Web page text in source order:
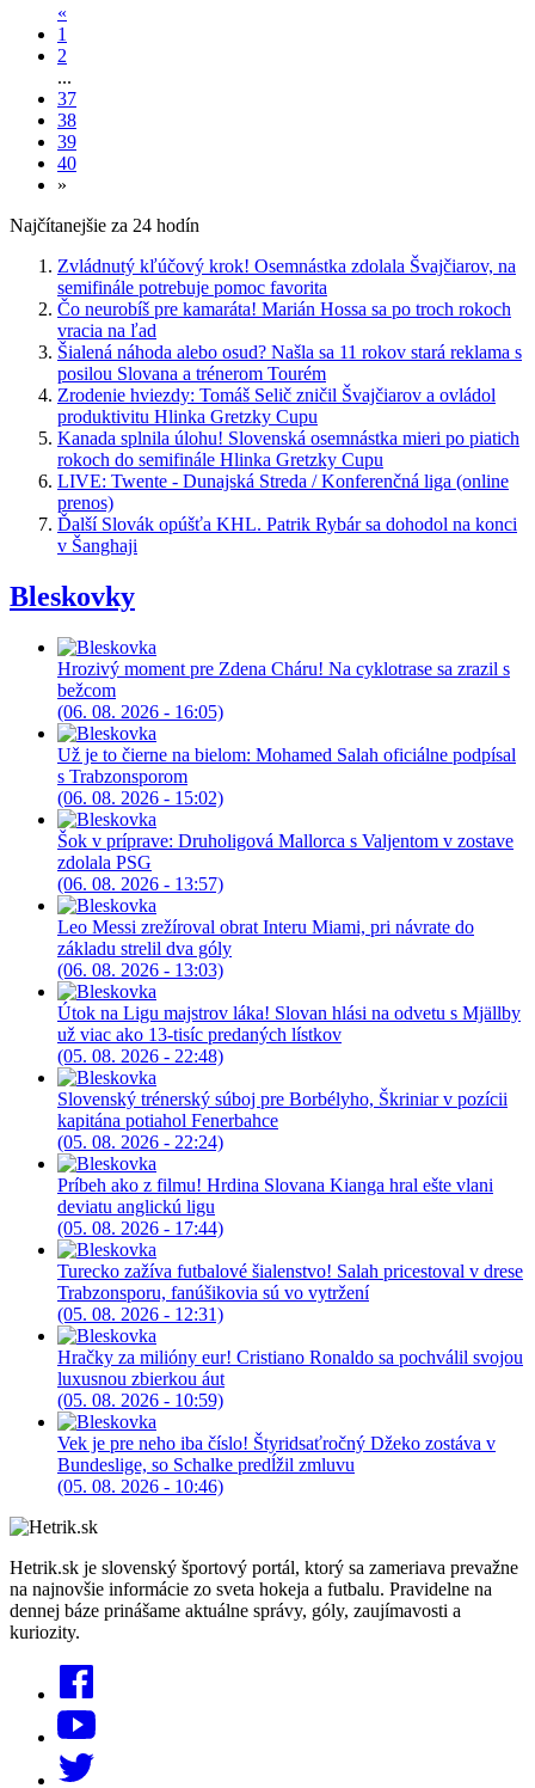
«
1
2
...
37
38
39
40
»
Najčítanejšie za 24 hodín
Zvládnutý kľúčový krok! Osemnástka zdolala Švajčiarov, na
semifinále potrebuje pomoc favorita
Čo neurobíš pre kamaráta! Marián Hossa sa po troch rokoch
vracia na ľad
Šialená náhoda alebo osud? Našla sa 11 rokov stará reklama s
posilou Slovana a trénerom Tourém
Zrodenie hviezdy: Tomáš Selič zničil Švajčiarov a ovládol
produktivitu Hlinka Gretzky Cupu
Kanada splnila úlohu! Slovenská osemnástka mieri po piatich
rokoch do semifinále Hlinka Gretzky Cupu
LIVE: Twente - Dunajská Streda / Konferenčná liga (online
prenos)
Ďalší Slovák opúšťa KHL. Patrik Rybár sa dohodol na konci
v Šanghaji
Bleskovky
Hrozivý moment pre Zdena Cháru! Na cyklotrase sa zrazil s
bežcom
(06. 08. 2026 - 16:05)
Už je to čierne na bielom: Mohamed Salah oficiálne podpísal
s Trabzonsporom
(06. 08. 2026 - 15:02)
Šok v príprave: Druholigová Mallorca s Valjentom v zostave
zdolala PSG
(06. 08. 2026 - 13:57)
Leo Messi zrežíroval obrat Interu Miami, pri návrate do
základu strelil dva góly
(06. 08. 2026 - 13:03)
Útok na Ligu majstrov láka! Slovan hlási na odvetu s Mjällby
už viac ako 13-tisíc predaných lístkov
(05. 08. 2026 - 22:48)
Slovenský trénerský súboj pre Borbélyho, Škriniar v pozícii
kapitána potiahol Fenerbahce
(05. 08. 2026 - 22:24)
Príbeh ako z filmu! Hrdina Slovana Kianga hral ešte vlani
deviatu anglickú ligu
(05. 08. 2026 - 17:44)
Turecko zažíva futbalové šialenstvo! Salah pricestoval v drese
Trabzonsporu, fanúšikovia sú vo vytržení
(05. 08. 2026 - 12:31)
Hračky za milióny eur! Cristiano Ronaldo sa pochválil svojou
luxusnou zbierkou áut
(05. 08. 2026 - 10:59)
Vek je pre neho iba číslo! Štyridsaťročný Džeko zostáva v
Bundeslige, so Schalke predĺžil zmluvu
(05. 08. 2026 - 10:46)
Hetrik.sk je slovenský športový portál, ktorý sa zameriava prevažne
na najnovšie informácie zo sveta hokeja a futbalu. Pravidelne na
dennej báze prinášame aktuálne správy, góly, zaujímavosti a
kuriozity.